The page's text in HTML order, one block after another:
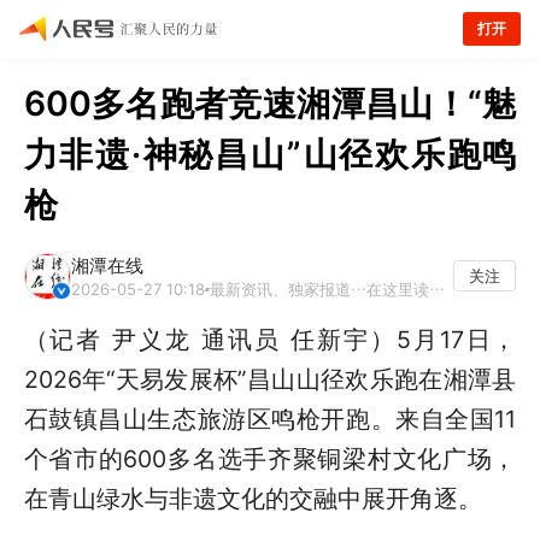
打开
600多名跑者竞速湘潭昌山！“魅
力非遗·神秘昌山”山径欢乐跑鸣
枪
湘潭在线
2026-05-27 10:18 最新资讯、独家报道…在这里读懂湘潭
关注
（记者 尹义龙 通讯员 任新宇）5月17日，
2026年“天易发展杯”昌山山径欢乐跑在湘潭县
石鼓镇昌山生态旅游区鸣枪开跑。来自全国11
个省市的600多名选手齐聚铜梁村文化广场，
在青山绿水与非遗文化的交融中展开角逐。